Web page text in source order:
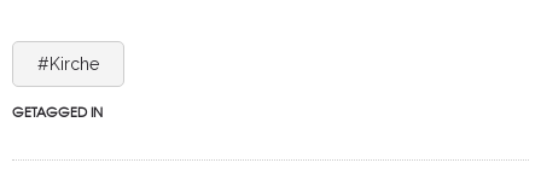
#Kirche
GETAGGED IN